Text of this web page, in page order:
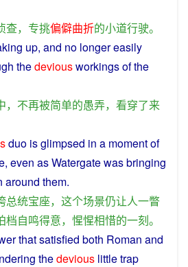
查， 专挑偏僻曲折的小道行驶。
up, and no longereasily
thedeviousworkingsofthe
， 不再被简单的愚弄， 看穿了来
duo isglimpsed in a momentof
, even asWatergatewasbringing
around them.
总统宝座， 这个场景仍让人一瞥
档自鸣得意， 惺惺相惜的一刻。
thatsatisfied both Roman and
thedevious littletrap